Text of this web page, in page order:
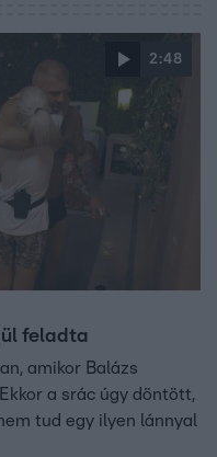
2:48
feladta
amikor Balázs
a srác úgy döntött,
tud egy ilyen lánnyal